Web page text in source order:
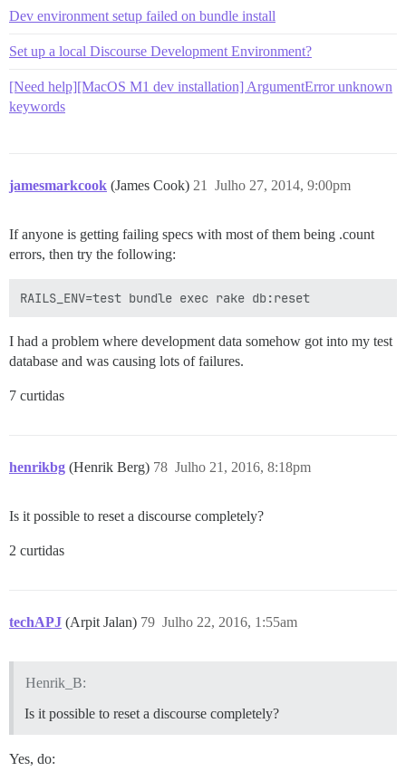
Dev environment setup failed on bundle install
Set up a local Discourse Development Environment?
[Need help][MacOS M1 dev installation] ArgumentError unknown
keywords
jamesmarkcook (James Cook) Julho 27, 2014, 9:00pm
21
If anyone is getting failing specs with most of them being .count
errors, then try the following:
I had a problem where development data somehow got into my test
database and was causing lots of failures.
7 curtidas
henrikbg (Henrik Berg) Julho 21, 2016, 8:18pm
78
Is it possible to reset a discourse completely?
2 curtidas
techAPJ (Arpit Jalan) Julho 22, 2016, 1:55am
79
Henrik_B:
Is it possible to reset a discourse completely?
Yes, do: